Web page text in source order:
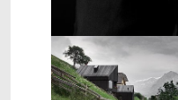
Show larger version